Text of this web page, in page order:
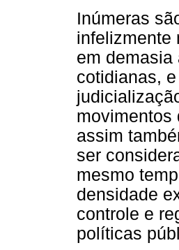
Inúmeras
infelizmente
em demasia
cotidianas,
movimentos
assim
ser
mesmo
densidade
controle e
políticas